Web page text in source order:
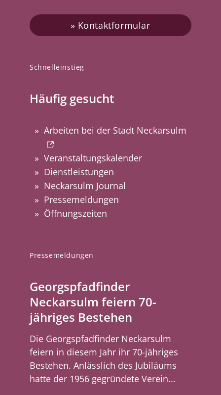
Pressemeldungen
Georgspfadfinder
Neckarsulm feiern 70-
jähriges Bestehen
Die Georgspfadfinder Neckarsulm
feiern in diesem Jahr ihr 70-jähriges
Bestehen. Anlässlich des Jubiläums
hatte der 1956 gegründete Verein...
Schnelleinstieg
Häufig gesucht
Arbeiten bei der Stadt Neckarsulm
Veranstaltungskalender
Dienstleistungen
Neckarsulm Journal
Pressemeldungen
Öffnungszeiten
Kontaktformular